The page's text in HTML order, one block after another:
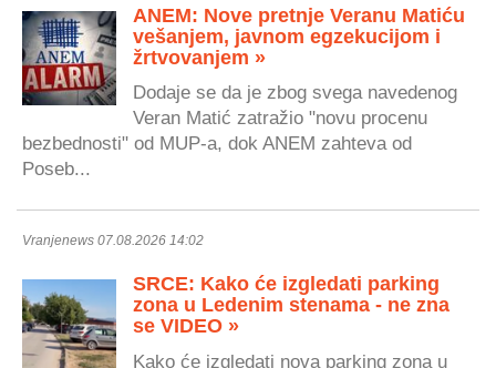
ANEM: Nove pretnje Veranu Matiću
vešanjem, javnom egzekucijom i
žrtvovanjem »
Dodaje se da je zbog svega navedenog
Veran Matić zatražio "novu procenu
bezbednosti" od MUP-a, dok ANEM zahteva od
Poseb...
Vranjenews 07.08.2026 14:02
SRCE: Kako će izgledati parking
zona u Ledenim stenama - ne zna
se VIDEO »
Kako će izgledati nova parking zona u